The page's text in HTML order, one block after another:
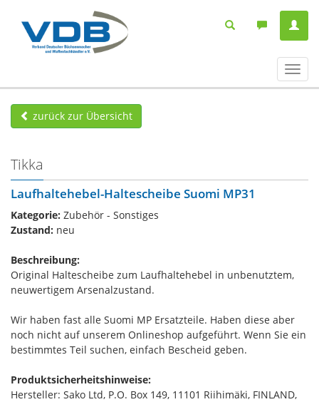
ein-/
zurück zur Übersicht
Tikka
Laufhaltehebel-Haltescheibe Suomi MP31
Kategorie: Zubehör - Sonstiges
Zustand: neu
Beschreibung:
Original Haltescheibe zum Laufhaltehebel in unbenutztem,
neuwertigem Arsenalzustand.
Wir haben fast alle Suomi MP Ersatzteile. Haben diese aber
noch nicht auf unserem Onlineshop aufgeführt. Wenn Sie ein
bestimmtes Teil suchen, einfach Bescheid geben.
Produktsicherheitshinweise:
Hersteller: Sako Ltd, P.O. Box 149, 11101 Riihimäki, FINLAND,